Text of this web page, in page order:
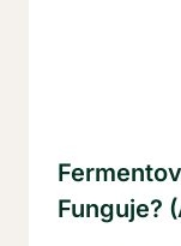
Funguje?